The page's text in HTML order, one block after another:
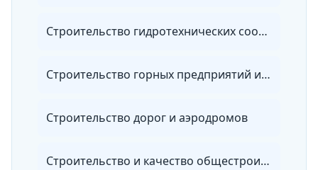
Строительство гидротехнических сооружений повышенной ответственности
Строительство горных предприятий и подземных сооружений
Строительство дорог и аэродромов
Строительство и качество общестроительных работ